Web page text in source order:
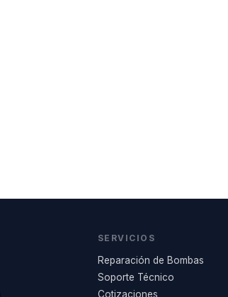
SERVICIOS
Reparación de Bombas
Soporte Técnico
Cotizaciones